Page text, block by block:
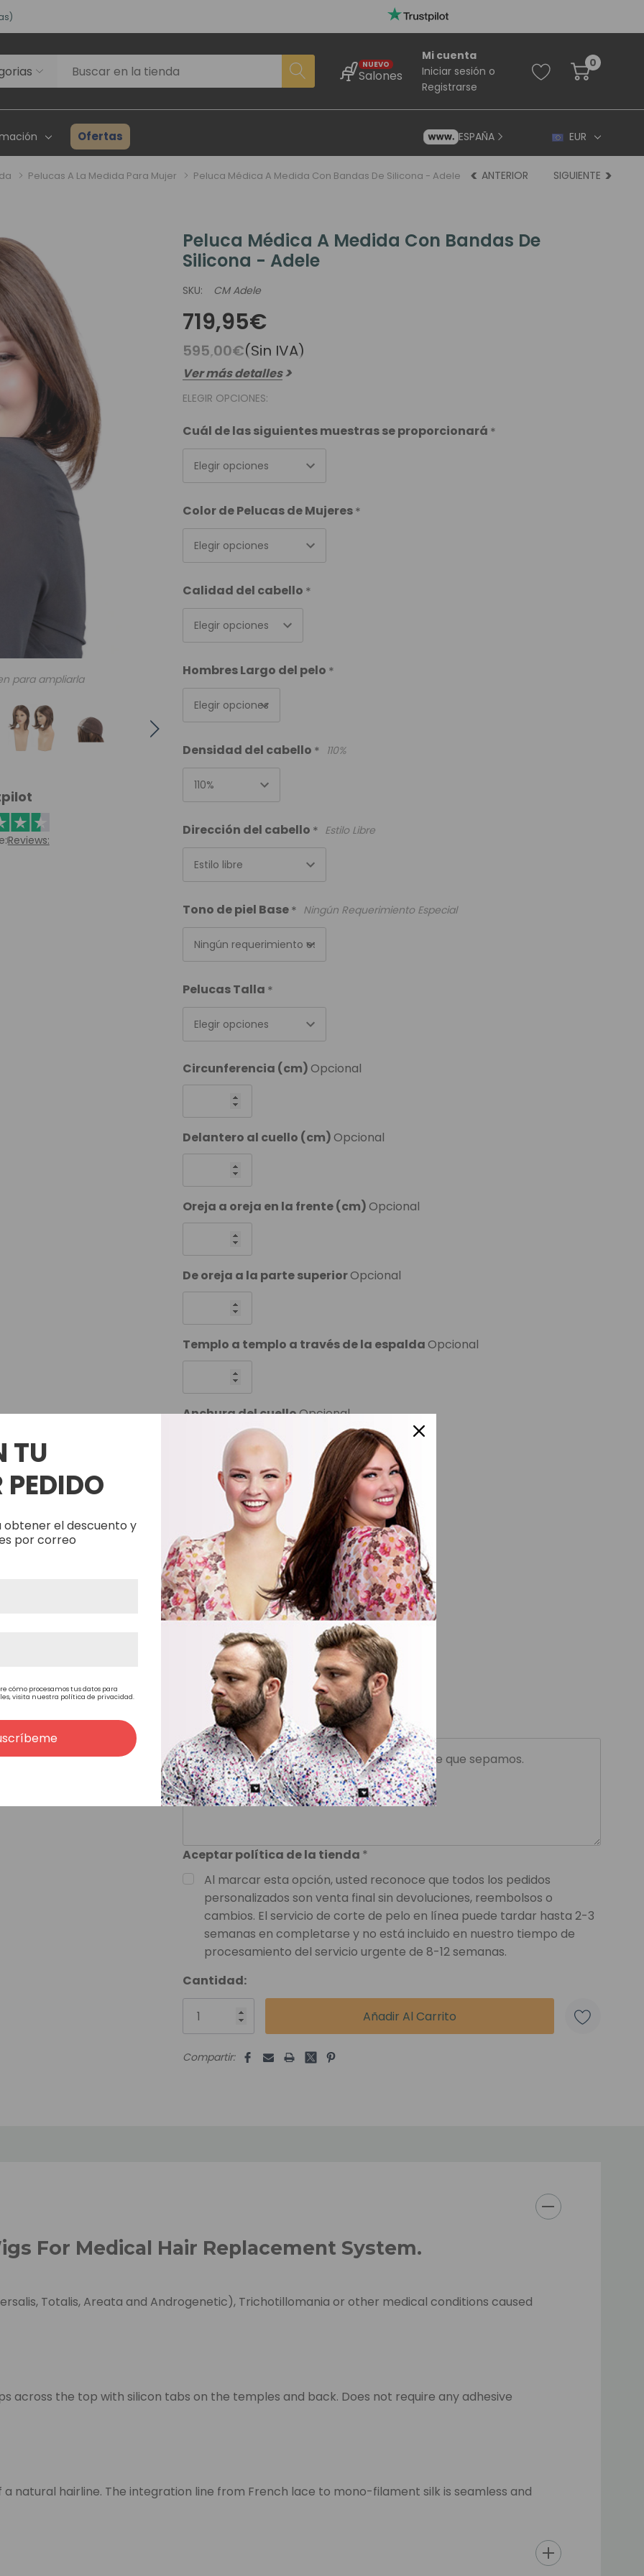
NUEVO
Salones
Mi cuenta
Iniciar sesión o
Registrarse
0
Asociados
Profesional
Runhair
Creadores Superhair
Proyecto Solidario
Preguntas Frecuentes
Envíos Y Devoluciones
Inventario
Videoteca
Catálogo De Colores
Ofertas ESPAÑA EUR
Pelucas A La Medida Para Mujer Peluca Médica A Medida Con Bandas De Silicona - Adele
para ampliarla
Reviews:
ANTERIOR SIGUIENTE
Peluca Médica A Medida Con Bandas De
Silicona - Adele
SKU: CM Adele
719,95€
595,00€(Sin IVA)
Ver más detalles
ELEGIR OPCIONES:
Cuál de las siguientes muestras se proporcionará *
Elegir opciones
Color de Pelucas de Mujeres*
Elegir opciones
Calidad del cabello *
Elegir opciones
Hombres Largo del pelo *
Elegir opciones
Densidad del cabello * 110%
Elegir opciones
Dirección del cabello * Estilo Libre
Elegir opciones
Tono de piel Base* Ningún Requerimiento Especial
Elegir opciones
Pelucas Talla *
Elegir opciones
Circunferencia (cm)Opcional
Delantero al cuello (cm)Opcional
Oreja a oreja en la frente (cm)Opcional
De oreja a la parte superiorOpcional
Templo a templo a través de la espaldaOpcional
Anchura del cuelloOpcional
Liso u ondulado*
Elegir opciones
Adicional Opcional
Elegir opciones
Tiempo de producción*
Elegir opciones
NotasOpcional
Aceptar política de la tienda *
Al marcar esta opción, usted reconoce que todos los pedidos
personalizados son venta final sin devoluciones, reembolsos o
cambios. El servicio de corte de pelo en línea puede tardar hasta 2-3
semanas en completarse y no está incluido en nuestro tiempo de
procesamiento del servicio urgente de 8-12 semanas.
Unidades
disponibles:
Cantidad:
Compartir:
For Medical Hair Replacement System.
Totalis, Areata and Androgenetic), Trichotillomania or other medical conditions caused
across the top with silicon tabs on the temples and back. Does not require any adhesive
natural hairline. The integration line from French lace to mono-filament silk is seamless and
your skin. This medical grade suction base will stretch attached on your skin.
TU
PEDIDO
el descuento y
por correo
cómo procesamos tus datos para
visita nuestra política de privacidad.